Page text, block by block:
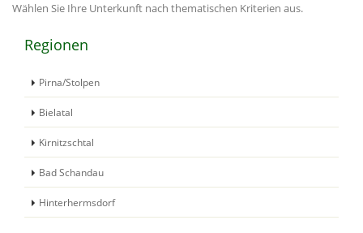
Wählen Sie Ihre Unterkunft nach thematischen Kriterien aus.
Regionen
Pirna/Stolpen
Bielatal
Kirnitzschtal
Bad Schandau
Hinterhermsdorf